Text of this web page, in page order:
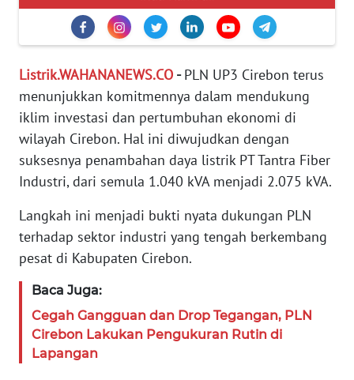
Listrik.WAHANANEWS.CO -PLN UP3 Cirebon terus
menunjukkan komitmennya dalam mendukung
iklim investasi dan pertumbuhan ekonomi di
wilayah Cirebon. Hal ini diwujudkan dengan
suksesnya penambahan daya listrik PT Tantra Fiber
Industri, dari semula 1.040 kVA menjadi 2.075 kVA.
Langkah ini menjadi bukti nyata dukungan PLN
terhadap sektor industri yang tengah berkembang
pesat di Kabupaten Cirebon.
Baca Juga:
Cegah Gangguan dan Drop Tegangan, PLN
Cirebon Lakukan Pengukuran Rutin di
Lapangan
MEDIA
SIBER
REDAKSI
KARIR
DISCLAIMER
Wahana
Regional
WN
SUMUT